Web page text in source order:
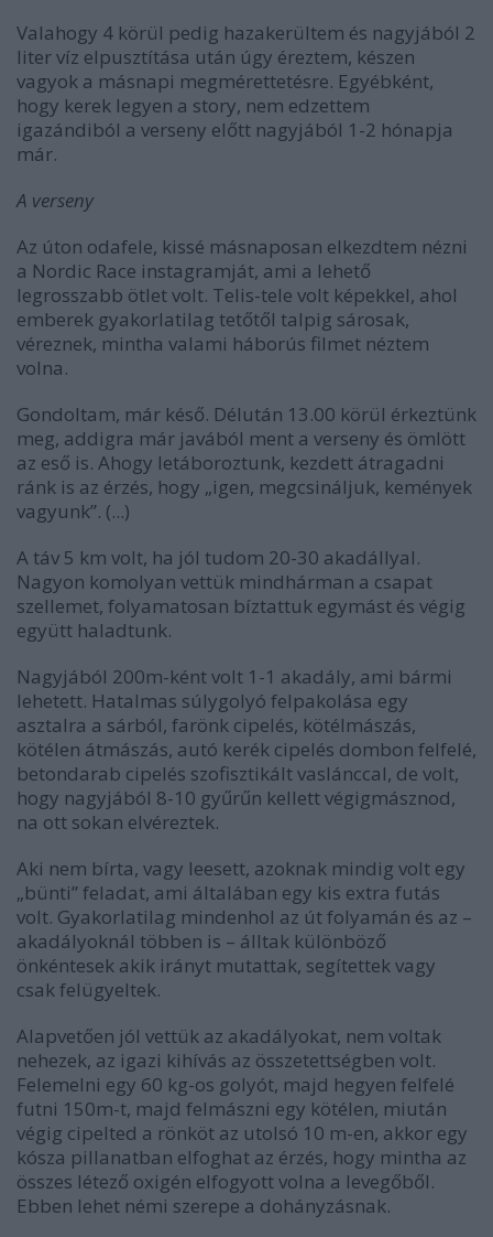
Valahogy 4 körül pedig hazakerültem és nagyjából 2
liter víz elpusztítása után úgy éreztem, készen
vagyok a másnapi megmérettetésre. Egyébként,
hogy kerek legyen a story, nem edzettem
igazándiból a verseny előtt nagyjából 1-2 hónapja
már.
A verseny
Az úton odafele, kissé másnaposan elkezdtem nézni
a Nordic Race instagramját, ami a lehető
legrosszabb ötlet volt. Telis-tele volt képekkel, ahol
emberek gyakorlatilag tetőtől talpig sárosak,
véreznek, mintha valami háborús filmet néztem
volna.
Gondoltam, már késő. Délután 13.00 körül érkeztünk
meg, addigra már javából ment a verseny és ömlött
az eső is. Ahogy letáboroztunk, kezdett átragadni
ránk is az érzés, hogy „igen, megcsináljuk, kemények
vagyunk”. (...)
A táv 5 km volt, ha jól tudom 20-30 akadállyal.
Nagyon komolyan vettük mindhárman a csapat
szellemet, folyamatosan bíztattuk egymást és végig
együtt haladtunk.
Nagyjából 200m-ként volt 1-1 akadály, ami bármi
lehetett. Hatalmas súlygolyó felpakolása egy
asztalra a sárból, farönk cipelés, kötélmászás,
kötélen átmászás, autó kerék cipelés dombon felfelé,
betondarab cipelés szofisztikált vaslánccal, de volt,
hogy nagyjából 8-10 gyűrűn kellett végigmásznod,
na ott sokan elvéreztek.
Aki nem bírta, vagy leesett, azoknak mindig volt egy
„bünti” feladat, ami általában egy kis extra futás
volt. Gyakorlatilag mindenhol az út folyamán és az –
akadályoknál többen is – álltak különböző
önkéntesek akik irányt mutattak, segítettek vagy
csak felügyeltek.
Alapvetően jól vettük az akadályokat, nem voltak
nehezek, az igazi kihívás az összetettségben volt.
Felemelni egy 60 kg-os golyót, majd hegyen felfelé
futni 150m-t, majd felmászni egy kötélen, miután
végig cipelted a rönköt az utolsó 10 m-en, akkor egy
kósza pillanatban elfoghat az érzés, hogy mintha az
összes létező oxigén elfogyott volna a levegőből.
Ebben lehet némi szerepe a dohányzásnak.